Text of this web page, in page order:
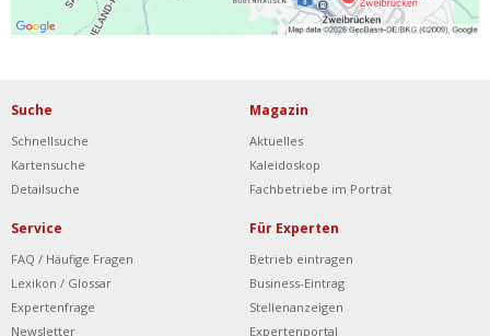
Suche
Schnellsuche
Kartensuche
Detailsuche
Magazin
Aktuelles
Kaleidoskop
Fachbetriebe im Porträt
Service
FAQ / Häufige Fragen
Lexikon / Glossar
Expertenfrage
Newsletter
Für Experten
Betrieb eintragen
Business-Eintrag
Stellenanzeigen
Expertenportal